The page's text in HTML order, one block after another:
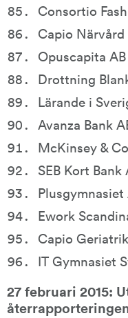
Consortio
Capio Närvård
Opuscapita AB
Drottning
Lärande i
Avanza Bank
McKinsey &
SEB Kort Bank
Plusgymnasiet
Ework
Capio
IT Gymnasiet
27 februari 2015: